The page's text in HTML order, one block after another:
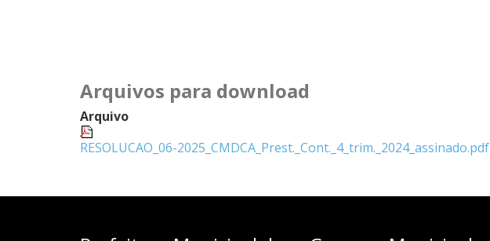
Arquivos para download
Arquivo
RESOLUCAO_06-2025_CMDCA_Prest._Cont._4_trim._2024_assinado.pdf